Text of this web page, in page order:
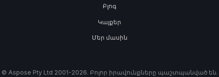
Բլոգ
Կայքեր
Մեր մասին
© Aspose Pty Ltd 2001-2026. Բոլոր իրավունքները պաշտպանված են.